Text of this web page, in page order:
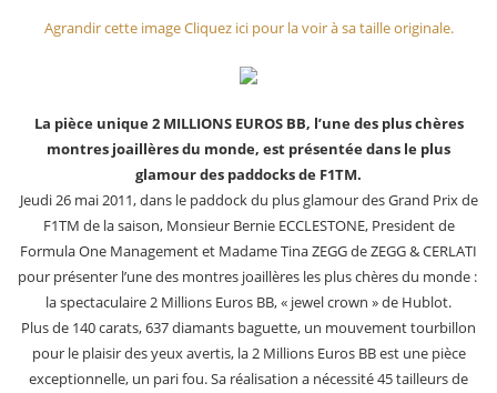
Agrandir cette imageCliquez ici pour la voir à sa taille originale.
La pièce unique 2 MILLIONS EUROS BB, l’une des plus chères
montres joaillères du monde, est présentée dans le plus
glamour des paddocks de F1TM.
Jeudi 26 mai 2011, dans le paddock du plus glamour des Grand Prix de
F1TM de la saison, Monsieur Bernie ECCLESTONE, President de
Formula One Management et Madame Tina ZEGG de ZEGG & CERLATI
pour présenter l’une des montres joaillères les plus chères du monde :
la spectaculaire 2 Millions Euros BB, « jewel crown » de Hublot.
Plus de 140 carats, 637 diamants baguette, un mouvement tourbillon
pour le plaisir des yeux avertis, la 2 Millions Euros BB est une pièce
exceptionnelle, un pari fou. Sa réalisation a nécessité 45 tailleurs de